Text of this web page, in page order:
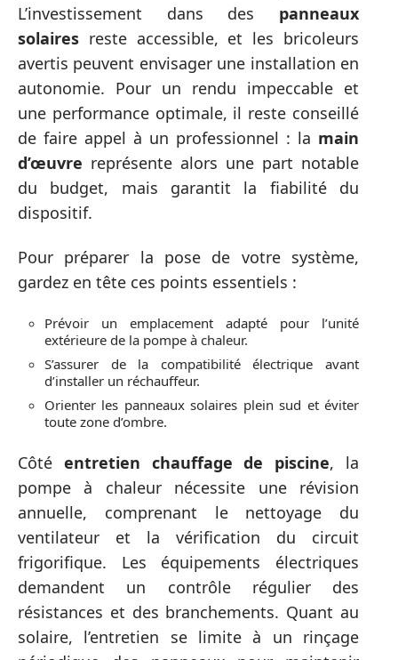
L’investissement dans des panneaux
solaires reste accessible, et les bricoleurs
avertis peuvent envisager une installation en
autonomie. Pour un rendu impeccable et
une performance optimale, il reste conseillé
de faire appel à un professionnel : la main
d’œuvre représente alors une part notable
du budget, mais garantit la fiabilité du
dispositif.
Pour préparer la pose de votre système,
gardez en tête ces points essentiels :
Prévoir un emplacement adapté pour l’unité
extérieure de la pompe à chaleur.
S’assurer de la compatibilité électrique avant
d’installer un réchauffeur.
Orienter les panneaux solaires plein sud et éviter
toute zone d’ombre.
Côté entretien chauffage de piscine, la
pompe à chaleur nécessite une révision
annuelle, comprenant le nettoyage du
ventilateur et la vérification du circuit
frigorifique. Les équipements électriques
demandent un contrôle régulier des
résistances et des branchements. Quant au
solaire, l’entretien se limite à un rinçage